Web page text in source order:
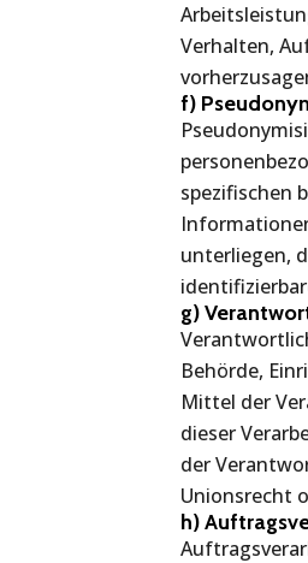
Verhalten,
f)
spezifischen
unterliegen,
g)
Behörde,
Mittel der
dieser
der
Unionsrecht
h)